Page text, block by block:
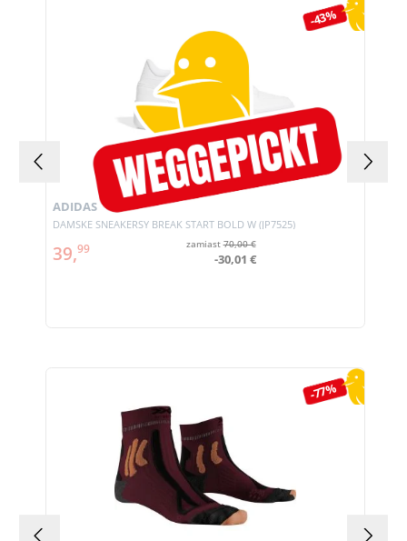
-43%
DAMSKE SNEAKERSY BREAK START BOLD W (JP7525)
ADIDAS
39,99 zamiast70,00 €
-30,01 €
-77%